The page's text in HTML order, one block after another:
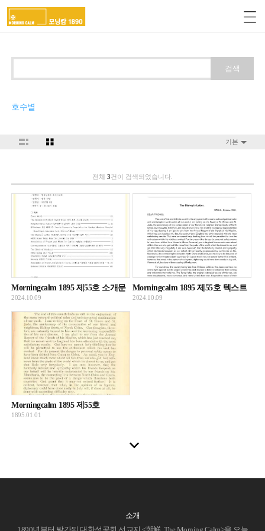
검색
호수별
기본
전체 3건이 검색되었습니다.
Morningcalm 1895 제55호 소개문
2024.10.09
Morningcalm 1895 제55호 텍스트
2024.10.09
Morningcalm 1895 제55호
1895.01.01
소개